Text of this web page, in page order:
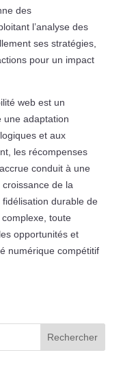
des
l’analyse des
ses stratégies,
pour un impact
web est un
une adaptation
et aux
les récompenses
conduit à une
de la
durable de
toute
opportunités et
numérique compétitif
Rechercher